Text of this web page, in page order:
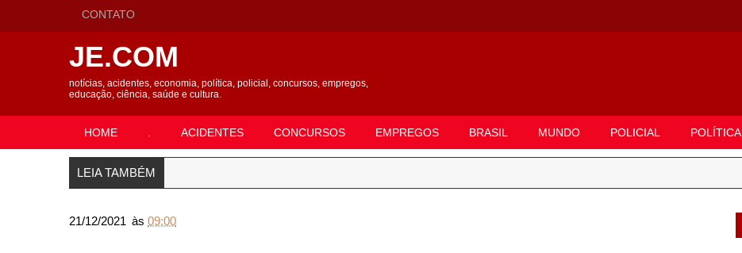
CONTATO
JE.COM
notícias, acidentes, economia, política, policial, concursos, empregos,
educação, ciência, saúde e cultura.
HOME ACIDENTES CONCURSOS EMPREGOS BRASIL MUNDO POLICIAL POLÍTICA
LEIA TAMBÉM
21/12/2021 às 09:00